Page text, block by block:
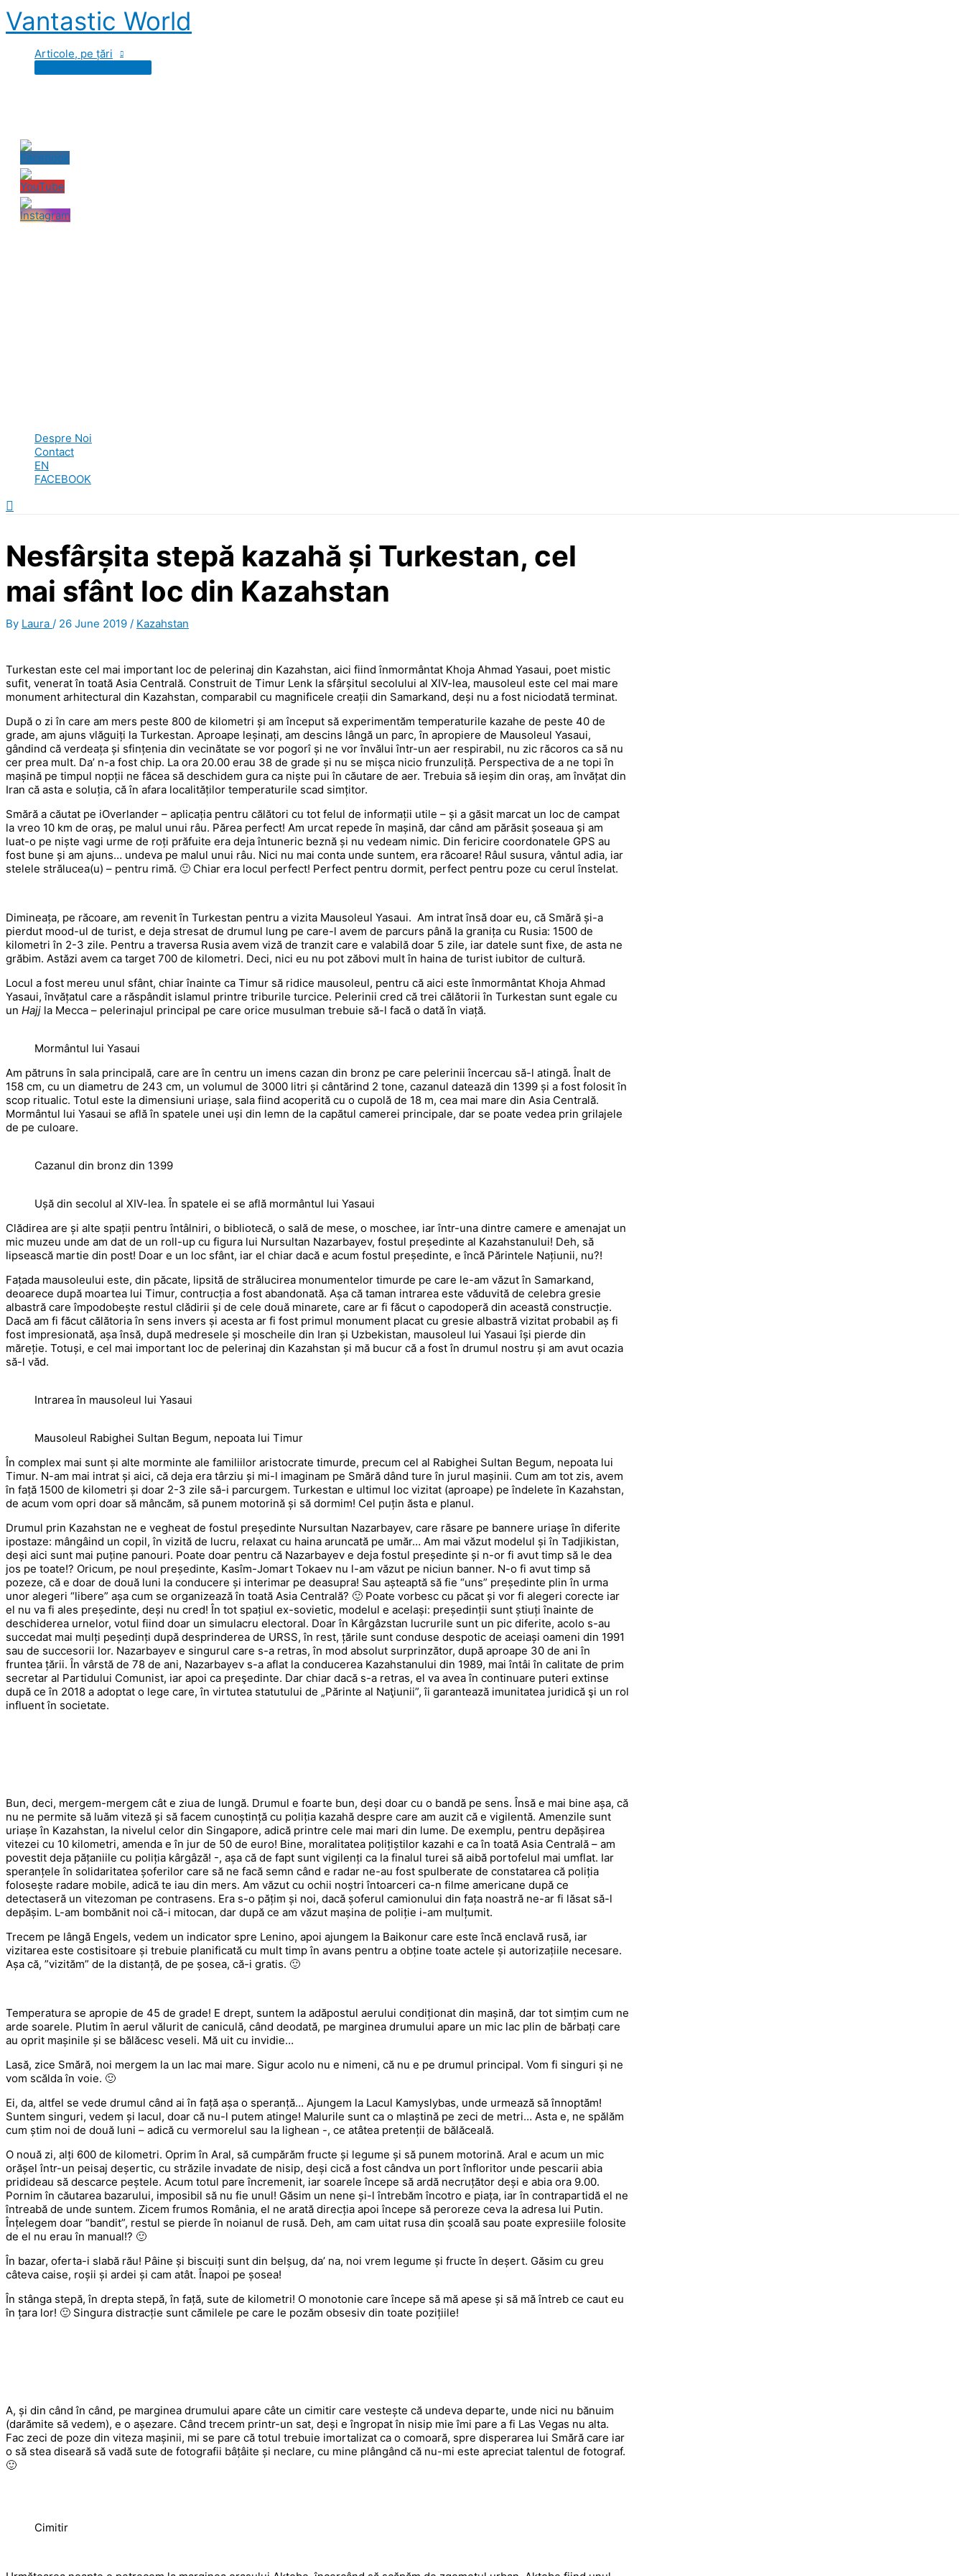
Skip
to
Vantastic World
Articole, pe țări
Despre Noi
Contact
EN
FACEBOOK
Search
Nesfârșita stepă kazahă și Turkestan, cel
mai sfânt loc din Kazahstan
By Laura / 26 June 2019 / Kazahstan
Turkestan este cel mai important loc de pelerinaj din Kazahstan, aici fiind înmormântat Khoja Ahmad Yasaui, poet mistic
sufit, venerat în toată Asia Centrală. Construit de Timur Lenk la sfârșitul secolului al XIV-lea, mausoleul este cel mai mare
monument arhitectural din Kazahstan, comparabil cu magnificele creații din Samarkand, deși nu a fost niciodată terminat.
După o zi în care am mers peste 800 de kilometri și am început să experimentăm temperaturile kazahe de peste 40 de
grade, am ajuns vlăguiți la Turkestan. Aproape leșinați, am descins lângă un parc, în apropiere de Mausoleul Yasaui,
gândind că verdeața și sfințenia din vecinătate se vor pogorî și ne vor învălui într-un aer respirabil, nu zic răcoros ca să nu
cer prea mult. Da’ n-a fost chip. La ora 20.00 erau 38 de grade și nu se mișca nicio frunzuliță. Perspectiva de a ne topi în
mașină pe timpul nopții ne făcea să deschidem gura ca niște pui în căutare de aer. Trebuia să ieșim din oraș, am învățat din
Iran că asta e soluția, că în afara localităților temperaturile scad simțitor.
Smără a căutat pe iOverlander – aplicația pentru călători cu tot felul de informații utile – și a găsit marcat un loc de campat
la vreo 10 km de oraș, pe malul unui râu. Părea perfect! Am urcat repede în mașină, dar când am părăsit șoseaua și am
luat-o pe niște vagi urme de roți prăfuite era deja întuneric beznă și nu vedeam nimic. Din fericire coordonatele GPS au
fost bune și am ajuns… undeva pe malul unui râu. Nici nu mai conta unde suntem, era răcoare! Râul susura, vântul adia, iar
stelele strălucea(u) – pentru rimă. 🙂 Chiar era locul perfect! Perfect pentru dormit, perfect pentru poze cu cerul înstelat.
Dimineața, pe răcoare, am revenit în Turkestan pentru a vizita Mausoleul Yasaui. Am intrat însă doar eu, că Smără și-a
pierdut mood-ul de turist, e deja stresat de drumul lung pe care-l avem de parcurs până la granița cu Rusia: 1500 de
kilometri în 2-3 zile. Pentru a traversa Rusia avem viză de tranzit care e valabilă doar 5 zile, iar datele sunt fixe, de asta ne
grăbim. Astăzi avem ca target 700 de kilometri. Deci, nici eu nu pot zăbovi mult în haina de turist iubitor de cultură.
Locul a fost mereu unul sfânt, chiar înainte ca Timur să ridice mausoleul, pentru că aici este înmormântat Khoja Ahmad
Yasaui, învățatul care a răspândit islamul printre triburile turcice. Pelerinii cred că trei călătorii în Turkestan sunt egale cu
un Hajj la Mecca – pelerinajul principal pe care orice musulman trebuie să-l facă o dată în viață.
Mormântul lui Yasaui
Am pătruns în sala principală, care are în centru un imens cazan din bronz pe care pelerinii încercau să-l atingă. Înalt de
158 cm, cu un diametru de 243 cm, un volumul de 3000 litri și cântărind 2 tone, cazanul datează din 1399 și a fost folosit în
scop ritualic. Totul este la dimensiuni uriașe, sala fiind acoperită cu o cupolă de 18 m, cea mai mare din Asia Centrală.
Mormântul lui Yasaui se află în spatele unei uși din lemn de la capătul camerei principale, dar se poate vedea prin grilajele
de pe culoare.
Cazanul din bronz din 1399
Ușă din secolul al XIV-lea. În spatele ei se află mormântul lui Yasaui
Clădirea are și alte spații pentru întâlniri, o bibliotecă, o sală de mese, o moschee, iar într-una dintre camere e amenajat un
mic muzeu unde am dat de un roll-up cu figura lui Nursultan Nazarbayev, fostul președinte al Kazahstanului! Deh, să
lipsească martie din post! Doar e un loc sfânt, iar el chiar dacă e acum fostul președinte, e încă Părintele Națiunii, nu?!
Fațada mausoleului este, din păcate, lipsită de strălucirea monumentelor timurde pe care le-am văzut în Samarkand,
deoarece după moartea lui Timur, contrucția a fost abandonată. Așa că taman intrarea este văduvită de celebra gresie
albastră care împodobește restul clădirii și de cele două minarete, care ar fi făcut o capodoperă din această construcție.
Dacă am fi făcut călătoria în sens invers și acesta ar fi fost primul monument placat cu gresie albastră vizitat probabil aș fi
fost impresionată, așa însă, după medresele și moscheile din Iran și Uzbekistan, mausoleul lui Yasaui își pierde din
măreție. Totuși, e cel mai important loc de pelerinaj din Kazahstan și mă bucur că a fost în drumul nostru și am avut ocazia
să-l văd.
Intrarea în mausoleul lui Yasaui
Mausoleul Rabighei Sultan Begum, nepoata lui Timur
În complex mai sunt și alte morminte ale familiilor aristocrate timurde, precum cel al Rabighei Sultan Begum, nepoata lui
Timur. N-am mai intrat și aici, că deja era târziu și mi-l imaginam pe Smără dând ture în jurul mașinii. Cum am tot zis, avem
în față 1500 de kilometri și doar 2-3 zile să-i parcurgem. Turkestan e ultimul loc vizitat (aproape) pe îndelete în Kazahstan,
de acum vom opri doar să mâncăm, să punem motorină și să dormim! Cel puțin ăsta e planul.
Drumul prin Kazahstan ne e vegheat de fostul președinte Nursultan Nazarbayev, care răsare pe bannere uriașe în diferite
ipostaze: mângâind un copil, în vizită de lucru, relaxat cu haina aruncată pe umăr… Am mai văzut modelul și în Tadjikistan,
deși aici sunt mai puține panouri. Poate doar pentru că Nazarbayev e deja fostul președinte și n-or fi avut timp să le dea
jos pe toate!? Oricum, pe noul președinte, Kasîm-Jomart Tokaev nu l-am văzut pe niciun banner. N-o fi avut timp să
pozeze, că e doar de două luni la conducere și interimar pe deasupra! Sau așteaptă să fie “uns” președinte plin în urma
unor alegeri “libere” așa cum se organizează în toată Asia Centrală? 🙂 Poate vorbesc cu păcat și vor fi alegeri corecte iar
el nu va fi ales președinte, deși nu cred! În tot spațiul ex-sovietic, modelul e același: președinții sunt știuți înainte de
deschiderea urnelor, votul fiind doar un simulacru electoral. Doar în Kârgâzstan lucrurile sunt un pic diferite, acolo s-au
succedat mai mulți peședinți după desprinderea de URSS, în rest, țările sunt conduse despotic de aceiași oameni din 1991
sau de succesorii lor. Nazarbayev e singurul care s-a retras, în mod absolut surprinzător, după aproape 30 de ani în
fruntea țării. În vârstă de 78 de ani, Nazarbayev s-a aflat la conducerea Kazahstanului din 1989, mai întâi în calitate de prim
secretar al Partidului Comunist, iar apoi ca preşedinte. Dar chiar dacă s-a retras, el va avea în continuare puteri extinse
după ce în 2018 a adoptat o lege care, în virtutea statutului de „Părinte al Naţiunii”, îi garantează imunitatea juridică şi un rol
influent în societate.
Bun, deci, mergem-mergem cât e ziua de lungă. Drumul e foarte bun, deși doar cu o bandă pe sens. Însă e mai bine așa, că
nu ne permite să luăm viteză și să facem cunoștință cu poliția kazahă despre care am auzit că e vigilentă. Amenzile sunt
uriașe în Kazahstan, la nivelul celor din Singapore, adică printre cele mai mari din lume. De exemplu, pentru depășirea
vitezei cu 10 kilometri, amenda e în jur de 50 de euro! Bine, moralitatea polițiștilor kazahi e ca în toată Asia Centrală – am
povestit deja pățaniile cu poliția kârgâză! -, așa că de fapt sunt vigilenți ca la finalul turei să aibă portofelul mai umflat. Iar
speranțele în solidaritatea șoferilor care să ne facă semn când e radar ne-au fost spulberate de constatarea că poliția
folosește radare mobile, adică te iau din mers. Am văzut cu ochii noștri întoarceri ca-n filme americane după ce
detectaseră un vitezoman pe contrasens. Era s-o pățim și noi, dacă șoferul camionului din fața noastră ne-ar fi lăsat să-l
depășim. L-am bombănit noi că-i mitocan, dar după ce am văzut mașina de poliție i-am mulțumit.
Trecem pe lângă Engels, vedem un indicator spre Lenino, apoi ajungem la Baikonur care este încă enclavă rusă, iar
vizitarea este costisitoare și trebuie planificată cu mult timp în avans pentru a obține toate actele și autorizațiile necesare.
Așa că, ”vizităm” de la distanță, de pe șosea, că-i gratis. 🙂
Temperatura se apropie de 45 de grade! E drept, suntem la adăpostul aerului condiționat din mașină, dar tot simțim cum ne
arde soarele. Plutim în aerul vălurit de caniculă, când deodată, pe marginea drumului apare un mic lac plin de bărbați care
au oprit mașinile și se bălăcesc veseli. Mă uit cu invidie…
Lasă, zice Smără, noi mergem la un lac mai mare. Sigur acolo nu e nimeni, că nu e pe drumul principal. Vom fi singuri și ne
vom scălda în voie. 🙂
Ei, da, altfel se vede drumul când ai în față așa o speranță… Ajungem la Lacul Kamyslybas, unde urmează să înnoptăm!
Suntem singuri, vedem și lacul, doar că nu-l putem atinge! Malurile sunt ca o mlaștină pe zeci de metri… Asta e, ne spălăm
cum știm noi de două luni – adică cu vermorelul sau la lighean -, ce atâtea pretenții de bălăceală.
O nouă zi, alți 600 de kilometri. Oprim în Aral, să cumpărăm fructe și legume și să punem motorină. Aral e acum un mic
orășel într-un peisaj deșertic, cu străzile invadate de nisip, deși cică a fost cândva un port înfloritor unde pescarii abia
pridideau să descarce peștele. Acum totul pare încremenit, iar soarele începe să ardă necruțător deși e abia ora 9.00.
Pornim în căutarea bazarului, imposibil să nu fie unul! Găsim un nene și-l întrebăm încotro e piața, iar în contrapartidă el ne
întreabă de unde suntem. Zicem frumos România, el ne arată direcția apoi începe să peroreze ceva la adresa lui Putin.
Înțelegem doar “bandit”, restul se pierde în noianul de rusă. Deh, am cam uitat rusa din școală sau poate expresiile folosite
de el nu erau în manual!? 🙂
În bazar, oferta-i slabă rău! Pâine și biscuiți sunt din belșug, da’ na, noi vrem legume și fructe în deșert. Găsim cu greu
câteva caise, roșii și ardei și cam atât. Înapoi pe șosea!
În stânga stepă, în drepta stepă, în față, sute de kilometri! O monotonie care începe să mă apese și să mă întreb ce caut eu
în țara lor! 🙂 Singura distracție sunt cămilele pe care le pozăm obsesiv din toate pozițiile!
A, și din când în când, pe marginea drumului apare câte un cimitir care vestește că undeva departe, unde nici nu bănuim
(darămite să vedem), e o așezare. Când trecem printr-un sat, deși e îngropat în nisip mie îmi pare a fi Las Vegas nu alta.
Fac zeci de poze din viteza mașinii, mi se pare că totul trebuie imortalizat ca o comoară, spre disperarea lui Smără care iar
o să stea diseară să vadă sute de fotografii bâțâite și neclare, cu mine plângând că nu-mi este apreciat talentul de fotograf.
🙂
Cimitir